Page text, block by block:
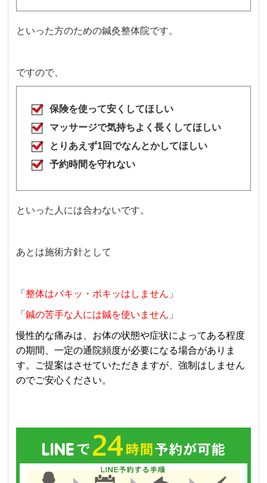
といった方のための鍼灸整体院です。
ですので、
保険を使って安くしてほしい
マッサージで気持ちよく長くしてほしい
とりあえず1回でなんとかしてほしい
予約時間を守れない
といった人には合わないです。
あとは施術方針として
「整体はバキッ・ボキッはしません 」
「鍼の苦手な人には鍼を使いません 」
慢性的な痛みは、お体の状態や症状によってある程度
の期間、一定の通院頻度が必要になる場合がありま
す。ご提案はさせていただきますが、強制はしません
のでご安心ください。